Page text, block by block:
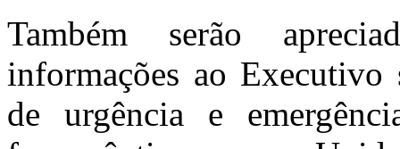
Também serão
informações ao
de urgência e